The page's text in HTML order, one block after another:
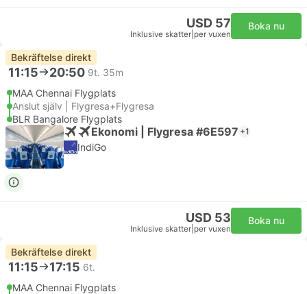
USD 57
Inklusive skatter per vuxen
Boka nu
Bekräftelse direkt
11:15 20:50 9t. 35m
MAA Chennai Flygplats
Anslut själv | Flygresa+Flygresa
BLR Bangalore Flygplats
Ekonomi | Flygresa #6E597 +1
IndiGo
USD 53
Inklusive skatter per vuxen
Boka nu
Bekräftelse direkt
11:15 17:15 6t.
MAA Chennai Flygplats